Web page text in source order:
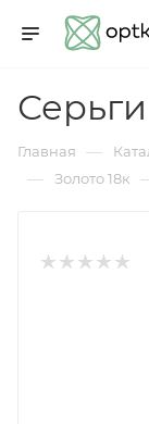
Главная —
— Золото 18к